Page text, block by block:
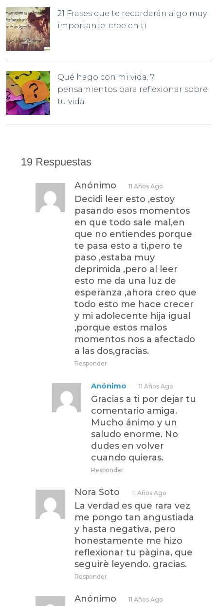
21 Frases que te recordarán algo muy
importante: cree en ti
Qué hago con mi vida. 7
pensamientos para reflexionar sobre
tu vida
19 Respuestas
Anónimo 11 Años Ago
Decidi leer esto ,estoy
pasando esos momentos
en que todo sale mal,en
que no entiendes porque
te pasa esto a ti,pero te
paso ,estaba muy
deprimida ,pero al leer
esto me da una luz de
esperanza ,ahora creo que
todo esto me hace crecer
y mi adolecente hija igual
,porque estos malos
momentos nos a afectado
a las dos,gracias.
Responder
Anónimo 11 Años Ago
Gracias a ti por dejar tu
comentario amiga.
Mucho ánimo y un
saludo enorme. No
dudes en volver
cuando quieras.
Responder
Nora Soto 11 Años Ago
La verdad es que rara vez
me pongo tan angustiada
y hasta negativa, pero
honestamente me hizo
reflexionar tu pàgina, que
seguirè leyendo. gracias.
Responder
Anónimo 11 Años Ago